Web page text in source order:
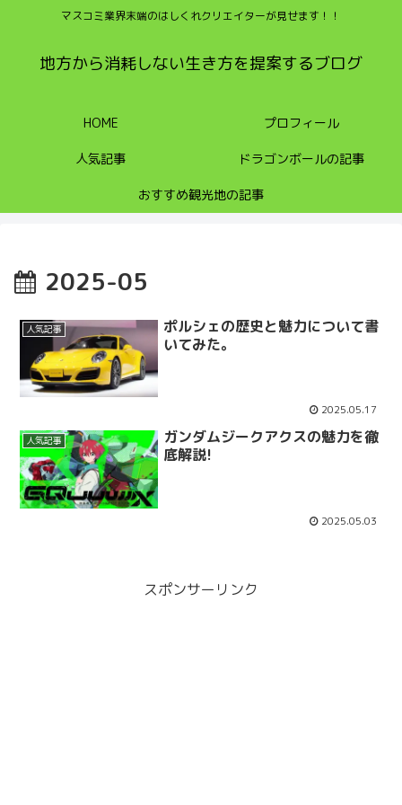
マスコミ業界末端のはしくれクリエイターが見せます！！
地方から消耗しない生き方を提案するブログ
HOME プロフィール
人気記事 ドラゴンボールの記事
おすすめ観光地の記事
2025-05
人気記事
ポルシェの歴史と魅力について書
いてみた。
2025.05.17
人気記事
ガンダムジークアクスの魅力を徹
底解説!
2025.05.03
スポンサーリンク